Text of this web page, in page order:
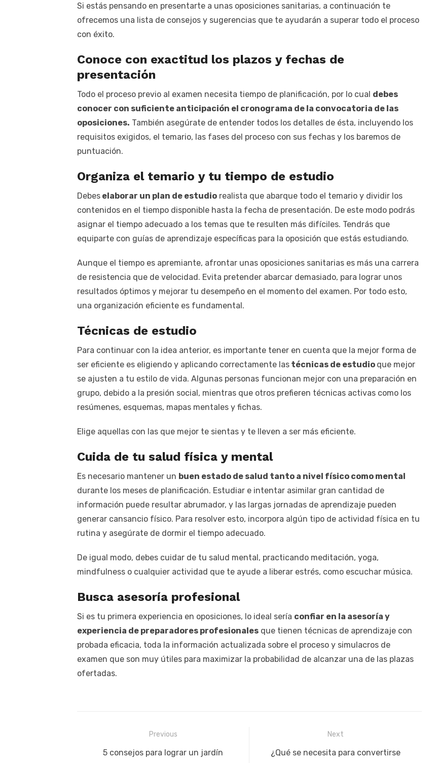
Si estás pensando en presentarte a unas oposiciones sanitarias, a continuación te
ofrecemos una lista de consejos y sugerencias que te ayudarán a superar todo el proceso
con éxito.
Conoce con exactitud los plazos y fechas de
presentación
Todo el proceso previo al examen necesita tiempo de planificación, por lo cual debes
conocer con suficiente anticipación el cronograma de la convocatoria de las
oposiciones. También asegúrate de entender todos los detalles de ésta, incluyendo los
requisitos exigidos, el temario, las fases del proceso con sus fechas y los baremos de
puntuación.
Organiza el temario y tu tiempo de estudio
Debes elaborar un plan de estudio realista que abarque todo el temario y dividir los
contenidos en el tiempo disponible hasta la fecha de presentación. De este modo podrás
asignar el tiempo adecuado a los temas que te resulten más difíciles. Tendrás que
equiparte con guías de aprendizaje específicas para la oposición que estás estudiando.
Aunque el tiempo es apremiante, afrontar unas oposiciones sanitarias es más una carrera
de resistencia que de velocidad. Evita pretender abarcar demasiado, para lograr unos
resultados óptimos y mejorar tu desempeño en el momento del examen. Por todo esto,
una organización eficiente es fundamental.
Técnicas de estudio
Para continuar con la idea anterior, es importante tener en cuenta que la mejor forma de
ser eficiente es eligiendo y aplicando correctamente las técnicas de estudio que mejor
se ajusten a tu estilo de vida. Algunas personas funcionan mejor con una preparación en
grupo, debido a la presión social, mientras que otros prefieren técnicas activas como los
resúmenes, esquemas, mapas mentales y fichas.
Elige aquellas con las que mejor te sientas y te lleven a ser más eficiente.
Cuida de tu salud física y mental
Es necesario mantener un buen estado de salud tanto a nivel físico como mental
durante los meses de planificación. Estudiar e intentar asimilar gran cantidad de
información puede resultar abrumador, y las largas jornadas de aprendizaje pueden
generar cansancio físico. Para resolver esto, incorpora algún tipo de actividad física en tu
rutina y asegúrate de dormir el tiempo adecuado.
De igual modo, debes cuidar de tu salud mental, practicando meditación, yoga,
mindfulness o cualquier actividad que te ayude a liberar estrés, como escuchar música.
Busca asesoría profesional
Si es tu primera experiencia en oposiciones, lo ideal sería confiar en la asesoría y
experiencia de preparadores profesionales que tienen técnicas de aprendizaje con
probada eficacia, toda la información actualizada sobre el proceso y simulacros de
examen que son muy útiles para maximizar la probabilidad de alcanzar una de las plazas
ofertadas.
Navegación
Previous
Previous
5 consejos para lograr un jardín
Next
Next
¿Qué se necesita para convertirse